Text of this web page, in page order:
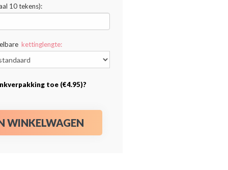
10 tekens):
kettinglengte:
toe (€4.95)?
WINKELWAGEN